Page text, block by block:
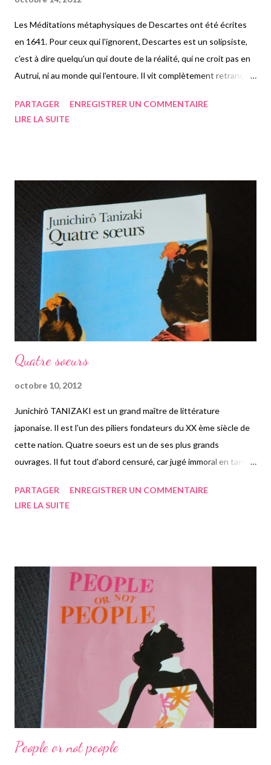
Les Méditations métaphysiques de Descartes ont été écrites
en 1641. Pour ceux qui l'ignorent, Descartes est un solipsiste,
c'est à dire quelqu'un qui doute de la réalité, qui ne croit pas en
Autrui, ni au monde qui l'entoure. Il vit complètement retranché,
Dans chacune de ses six méditations, Descartes s'exprime sur
dit-il. Chaque méditation devient de plus en plus ardue à
comprendre. Parfois, ce n'est pas très évident du tout de le
suivre, d'autant plus qu'il évoque beaucoup de sujets.
Descartes est également métaphysicien, il étudie ce qui
dépasse l'esprit, ce que l'esprit ne peut percevoir comme Dieu,
le doute, le rêve, ou l'imagination. J...
PARTAGER
ENREGISTRER UN COMMENTAIRE
LIRE LA SUITE
Quatre soeurs
octobre 10, 2012
Junichirô TANIZAKI est un grand maître de littérature
japonaise. Il est l'un des piliers fondateurs du XX ème siècle de
cette nation. Quatre soeurs est un de ses plus grands
ouvrages. Il fut tout d'abord censuré, car jugé immoral en tant
dommage. Pour ma part, je l'ai connu grâce à l'un de mes
d'Osaka a perdu de son prestige au fur et à mesure du temps.
Cela va s'aggraver avec la mort du père Makioka. Mais celui-ci
laisse quatre filles: Tsourou-Ko qui est mariée et à six enfants.
Elle habite Tokyo et son mari n'est pas très commode. La
seconde est Satchi-Ko, qui elle est plus gentille, plus ouverte
contrairement à sa soeur ainée qui se plai...
PARTAGER
ENREGISTRER UN COMMENTAIRE
LIRE LA SUITE
People or not people